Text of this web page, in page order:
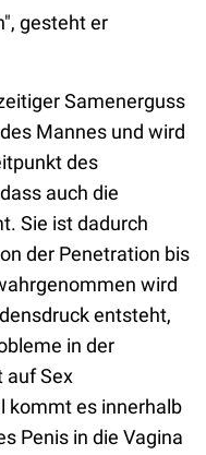
gesteht er
Samenerguss
Mannes und wird
des
auch die
Sie ist dadurch
der Penetration bis
wird
entsteht,
in der
auf Sex
kommt es innerhalb
Penis in die Vagina